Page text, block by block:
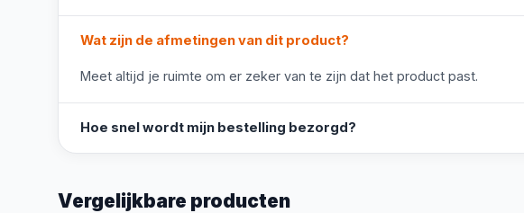
Wat zijn de afmetingen van dit product?
Meet altijd je ruimte om er zeker van te zijn dat het product past.
Hoe snel wordt mijn bestelling bezorgd?
Vergelijkbare producten